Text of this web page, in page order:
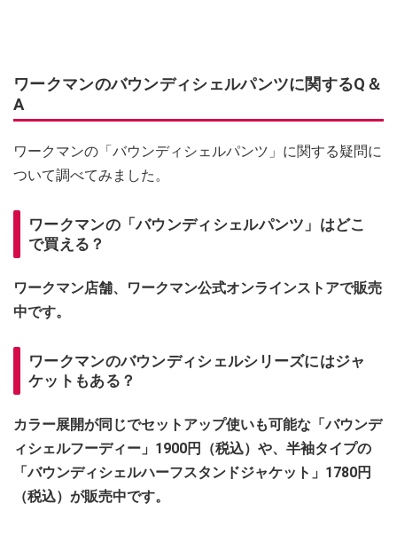
ワークマンのバウンディシェルパンツに関するQ＆
A
ワークマンの「バウンディシェルパンツ」に関する疑問に
ついて調べてみました。
ワークマンの「バウンディシェルパンツ」はどこ
で買える？
ワークマン店舗、ワークマン公式オンラインストアで販売
中です。
ワークマンのバウンディシェルシリーズにはジャ
ケットもある？
カラー展開が同じでセットアップ使いも可能な「バウンデ
ィシェルフーディー」1900円（税込）や、半袖タイプの
「バウンディシェルハーフスタンドジャケット」1780円
（税込）が販売中です。